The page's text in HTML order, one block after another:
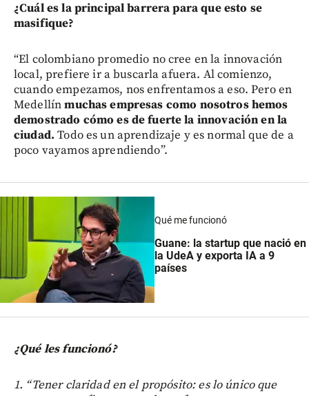
¿Cuál es la principal barrera para que esto se
masifique?
“El colombiano promedio no cree en la innovación
local, prefiere ir a buscarla afuera. Al comienzo,
cuando empezamos, nos enfrentamos a eso. Pero en
Medellínmuchas empresas como nosotros hemos
demostrado cómo es de fuerte la innovación en la
ciudad.Todo es un aprendizaje y es normal que de a
poco vayamos aprendiendo”.
Qué me funcionó
Guane: la startup que nació en
la UdeA y exporta IA a 9
países
¿Qué les funcionó?
1. “Tener claridad en el propósito: es lo único que